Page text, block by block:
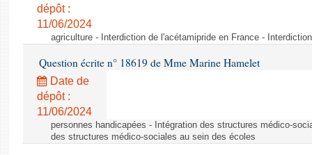
dépôt :
11/06/2024
agriculture - Interdiction de l'acétamipride en France -
Question écrite n° 18619 de Mme Marine Hamelet
Date de
dépôt :
11/06/2024
personnes handicapées - Intégration des structures médico-
des structures médico-sociales au sein des écoles